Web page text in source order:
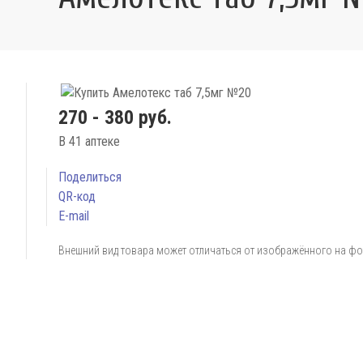
270 - 380 руб.
В 41 аптеке
Поделиться
QR-код
E-mail
Внешний вид товара может отличаться от изображённого на